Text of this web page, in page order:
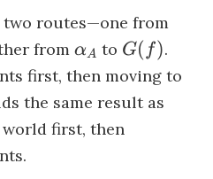
two routes—one from
from \alpha_A
αA to G(f)
G( f).
first, then moving to
the same result as
first, then